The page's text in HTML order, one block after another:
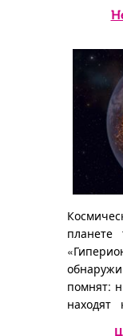
планете
помнят:
находят